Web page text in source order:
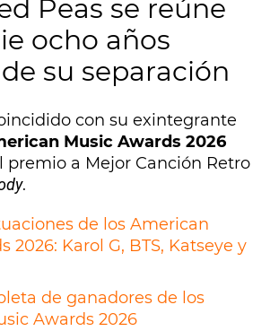
Peas se reúne
ocho años
su separación
con su exintegrante
Music Awards 2026
premio a Mejor Canción Retro
.
de los American
2026: Karol G, BTS, Katseye y
de ganadores de los
Awards 2026